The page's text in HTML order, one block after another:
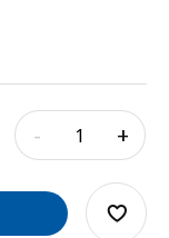
- +